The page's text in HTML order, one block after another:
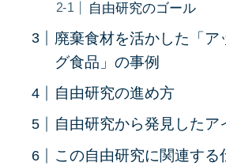
自由研究のゴール
廃棄食材を活かした「ア
グ食品」の事例
自由研究の進め方
自由研究から発見したア
この自由研究に関連する